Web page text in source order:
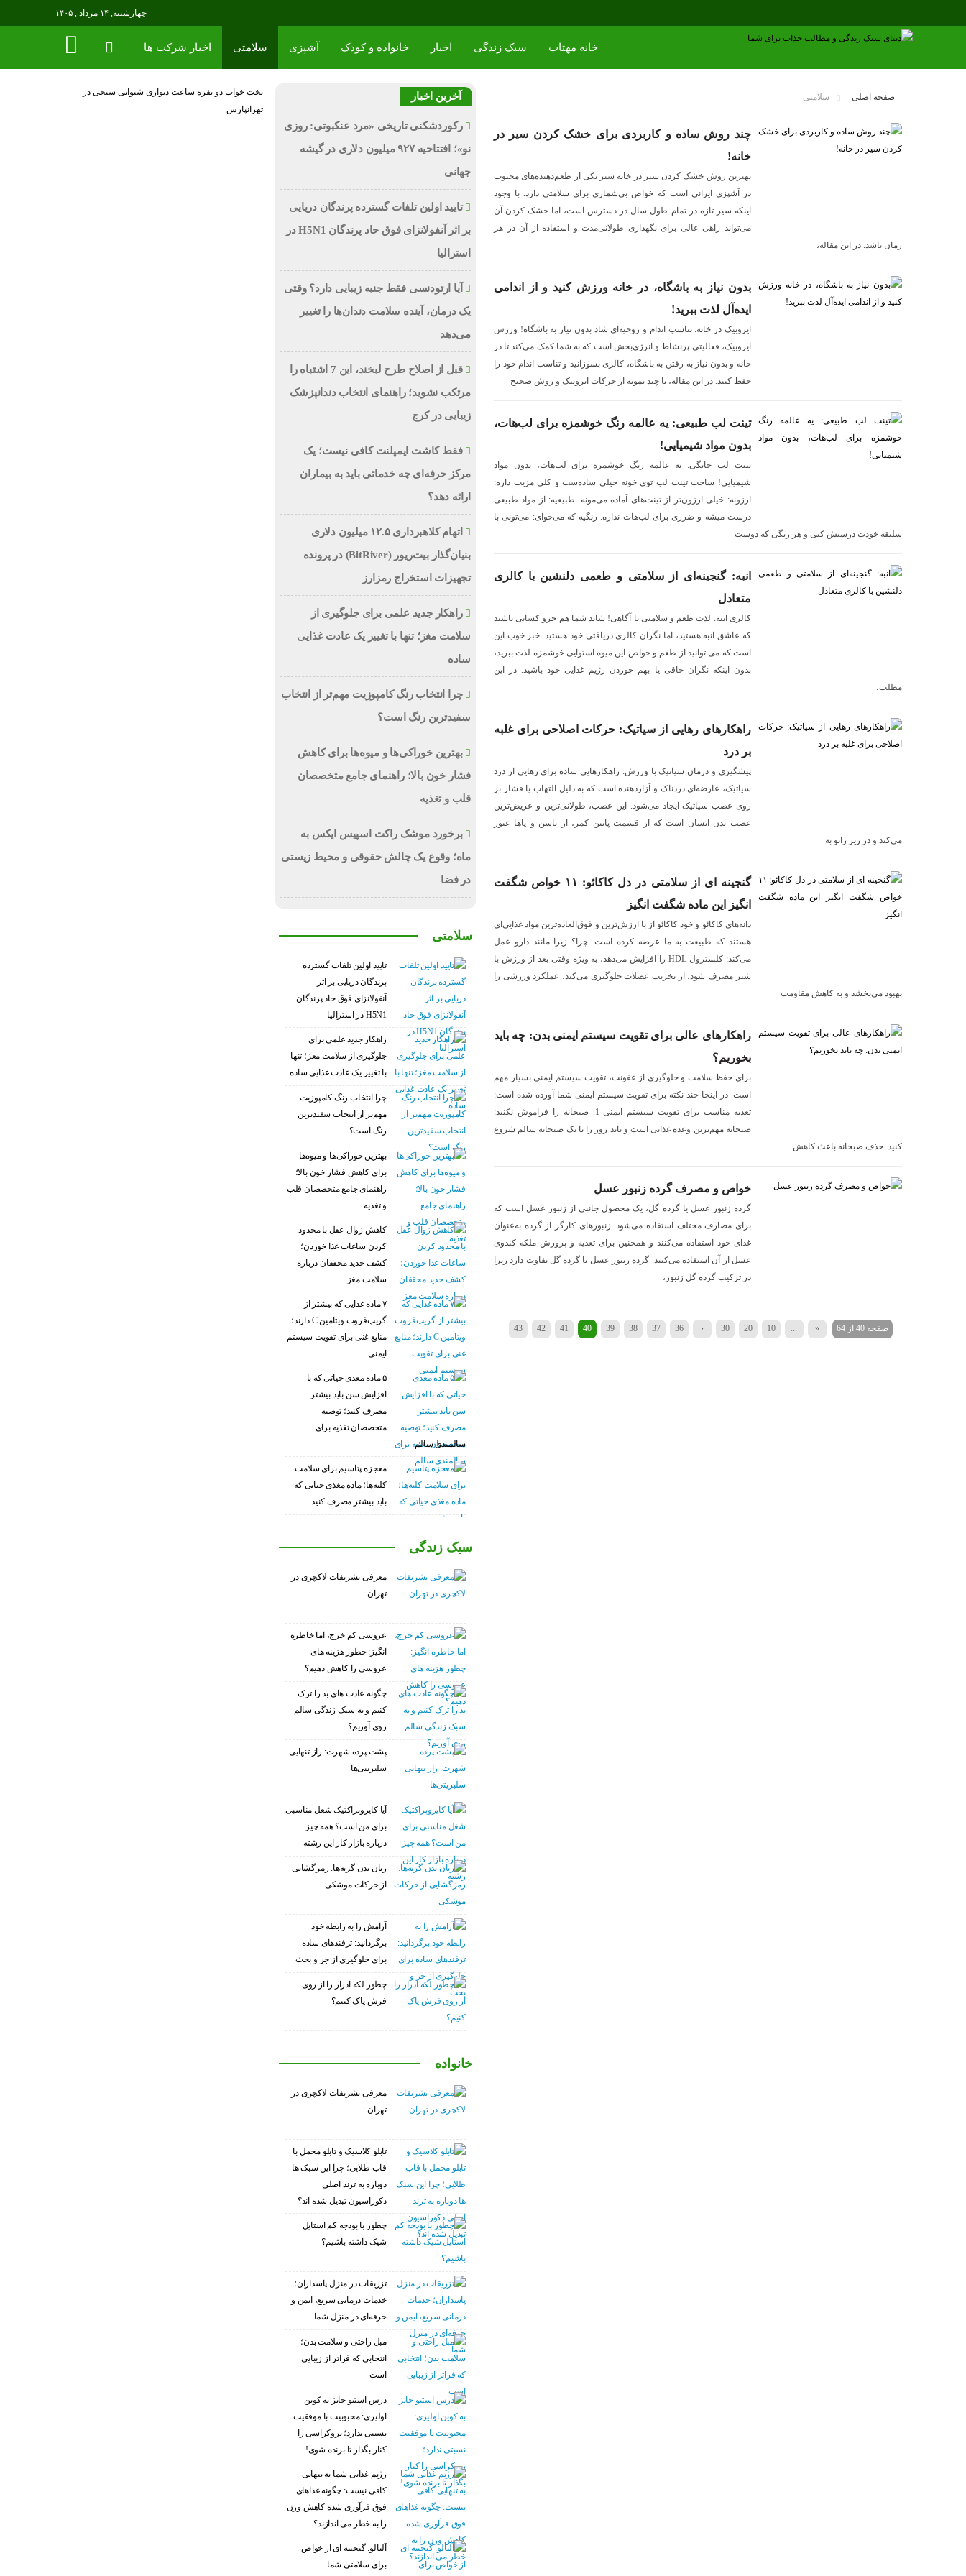
چهارشنبه, ۱۴ مرداد , ۱۴۰۵
خانه مهتاب سبک زندگی اخبار خانواده و کودک آشپزی سلامتی اخبار شرکت ها
صفحه اصلی سلامتی
چند روش ساده و کاربردی برای خشک کردن سیر در
خانه!
بهترین روش خشک کردن سیر در خانه سیر یکی از طعم‌دهنده‌های محبوب
در آشپزی ایرانی است که خواص بی‌شماری برای سلامتی دارد. با وجود
اینکه سیر تازه در تمام طول سال در دسترس است، اما خشک کردن آن
می‌تواند راهی عالی برای نگهداری طولانی‌مدت و استفاده از آن در هر
زمان باشد. در این مقاله،
بدون نیاز به باشگاه، در خانه ورزش کنید و از اندامی
ایده‌آل لذت ببرید!
ایروبیک در خانه: تناسب اندام و روحیه‌ای شاد بدون نیاز به باشگاه! ورزش
ایروبیک، فعالیتی پرنشاط و انرژی‌بخش است که به شما کمک می‌کند تا در
خانه و بدون نیاز به رفتن به باشگاه، کالری بسوزانید و تناسب اندام خود را
حفظ کنید. در این مقاله، با چند نمونه از حرکات ایروبیک و روش صحیح
تینت لب طبیعی: یه عالمه رنگ خوشمزه برای لب‌هات،
بدون مواد شیمیایی!
تینت لب خانگی: یه عالمه رنگ خوشمزه برای لب‌هات، بدون مواد
شیمیایی! ساخت تینت لب توی خونه خیلی ساده‌ست و کلی مزیت داره:
ارزونه: خیلی ارزون‌تر از تینت‌های آماده می‌مونه. طبیعیه: از مواد طبیعی
درست میشه و ضرری برای لب‌هات نداره. رنگیه که می‌خوای: می‌تونی با
سلیقه خودت درستش کنی و هر رنگی که دوست
انبه: گنجینه‌ای از سلامتی و طعمی دلنشین با کالری
متعادل
کالری انبه: لذت طعم و سلامتی با آگاهی! شاید شما هم جزو کسانی باشید
که عاشق انبه هستید، اما نگران کالری دریافتی خود هستید. خبر خوب این
است که می توانید از طعم و خواص این میوه استوایی خوشمزه لذت ببرید،
بدون اینکه نگران چاقی یا بهم خوردن رژیم غذایی خود باشید. در این
مطلب،
راهکارهای رهایی از سیاتیک: حرکات اصلاحی برای غلبه
بر درد
پیشگیری و درمان سیاتیک با ورزش: راهکارهایی ساده برای رهایی از درد
سیاتیک، عارضه‌ای دردناک و آزاردهنده است که به دلیل التهاب یا فشار بر
روی عصب سیاتیک ایجاد می‌شود. این عصب، طولانی‌ترین و عریض‌ترین
عصب بدن انسان است که از قسمت پایین کمر، از باسن و پاها عبور
می‌کند و در زیر زانو به
گنجینه ای از سلامتی در دل کاکائو: ۱۱ خواص شگفت
انگیز این ماده شگفت انگیز
دانه‌های کاکائو و خود کاکائو از با ارزش‌ترین و فوق‌العاده‌ترین مواد غذایی‌ای
هستند که طبیعت به ما عرضه کرده است. چرا؟ زیرا مانند دارو عمل
می‌کند: کلسترول HDL را افزایش می‌دهد، به ویژه وقتی بعد از ورزش با
شیر مصرف شود، از تخریب عضلات جلوگیری می‌کند، عملکرد ورزشی را
بهبود می‌بخشد و به کاهش مقاومت
راهکارهای عالی برای تقویت سیستم ایمنی بدن: چه باید
بخوریم؟
برای حفظ سلامت و جلوگیری از عفونت، تقویت سیستم ایمنی بسیار مهم
است. در اینجا چند نکته برای تقویت سیستم ایمنی شما آورده شده است:
تغذیه مناسب برای تقویت سیستم ایمنی 1. صبحانه را فراموش نکنید:
صبحانه مهم‌ترین وعده غذایی است و باید روز را با یک صبحانه سالم شروع
کنید. حذف صبحانه باعث کاهش
خواص و مصرف گرده زنبور عسل
گرده زنبور عسل یا گرده گل، یک محصول جانبی از زنبور عسل است که
برای مصارف مختلف استفاده می‌شود. زنبورهای کارگر از گرده به‌عنوان
غذای خود استفاده می‌کنند و همچنین برای تغذیه و پرورش ملکه کندوی
عسل از آن استفاده می‌کنند. گرده زنبور عسل با گرده گل تفاوت دارد زیرا
در ترکیب گرده گل زنبور،
صفحه 40 از 64 «
...
10
20
30
‹
36
37
38
39
40
41
42
43
آخرین اخبار
رکوردشکنی تاریخی «مرد عنکبوتی: روزی
نو»؛ افتتاحیه ۹۲۷ میلیون دلاری در گیشه
جهانی
تایید اولین تلفات گسترده پرندگان دریایی
بر اثر آنفولانزای فوق حاد پرندگان H5N1 در
استرالیا
آیا ارتودنسی فقط جنبه زیبایی دارد؟ وقتی
یک درمان، آینده سلامت دندان‌ها را تغییر
می‌دهد
قبل از اصلاح طرح لبخند، این 7 اشتباه را
مرتکب نشوید؛ راهنمای انتخاب دندانپزشک
زیبایی در کرج
فقط کاشت ایمپلنت کافی نیست؛ یک
مرکز حرفه‌ای چه خدماتی باید به بیماران
ارائه دهد؟
اتهام کلاهبرداری ۱۲.۵ میلیون دلاری
بنیان‌گذار بیت‌ریور (BitRiver) در پرونده
تجهیزات استخراج رمزارز
راهکار جدید علمی برای جلوگیری از
سلامت مغز؛ تنها با تغییر یک عادت غذایی
ساده
چرا انتخاب رنگ کامپوزیت مهم‌تر از انتخاب
سفیدترین رنگ است؟
بهترین خوراکی‌ها و میوه‌ها برای کاهش
فشار خون بالا؛ راهنمای جامع متخصصان
قلب و تغذیه
برخورد موشک راکت اسپیس ایکس به
ماه؛ وقوع یک چالش حقوقی و محیط زیستی
در فضا
سلامتی
تایید اولین تلفات گسترده
پرندگان دریایی بر اثر
آنفولانزای فوق حاد پرندگان
H5N1 در استرالیا
راهکار جدید علمی برای
جلوگیری از سلامت مغز؛ تنها
با تغییر یک عادت غذایی ساده
چرا انتخاب رنگ کامپوزیت
مهم‌تر از انتخاب سفیدترین
رنگ است؟
بهترین خوراکی‌ها و میوه‌ها
برای کاهش فشار خون بالا؛
راهنمای جامع متخصصان قلب
و تغذیه
کاهش زوال عقل با محدود
کردن ساعات غذا خوردن؛
کشف جدید محققان درباره
سلامت مغز
۷ ماده غذایی که بیشتر از
گریپ‌فروت ویتامین C دارند؛
منابع غنی برای تقویت سیستم
ایمنی
۵ ماده مغذی حیاتی که با
افزایش سن باید بیشتر
مصرف کنید؛ توصیه
متخصصان تغذیه برای
سالمندی سالم
معجزه پتاسیم برای سلامت
کلیه‌ها؛ ماده مغذی حیاتی که
باید بیشتر مصرف کنید
سبک زندگی
معرفی تشریفات لاکچری در
تهران
عروسی کم خرج، اما خاطره
انگیز: چطور هزینه های
عروسی را کاهش دهیم؟
چگونه عادت‌ های بد را ترک
کنیم و به سبک زندگی سالم
روی آوریم؟
پشت پرده شهرت: راز تنهایی
سلبریتی‌ها
آیا کایروپراکتیک شغل مناسبی
برای من است؟ همه چیز
درباره بازار کار این رشته
زبان بدن گربه‌ها: رمزگشایی
از حرکات موشکی
آرامش را به رابطه خود
برگردانید: ترفندهای ساده
برای جلوگیری از جر و بحث
چطور لکه ادرار را از روی
فرش پاک کنیم؟
خانواده
معرفی تشریفات لاکچری در
تهران
تابلو کلاسیک و تابلو مخمل با
قاب طلایی؛ چرا این سبک ها
دوباره به ترند اصلی
دکوراسیون تبدیل شده اند؟
چطور با بودجه کم استایل
شیک داشته باشیم؟
تزریقات در منزل پاسداران؛
خدمات درمانی سریع، ایمن و
حرفه‌ای در منزل شما
مبل راحتی و سلامت بدن؛
انتخابی که فراتر از زیبایی
است
درس استیو جابز به کوین
اولیری: محبوبیت با موفقیت
نسبتی ندارد؛ بروکراسی را
کنار بگذار تا برنده شوی!
رژیم غذایی شما به تنهایی
کافی نیست: چگونه غذاهای
فوق فرآوری شده کاهش وزن
را به خطر می اندازند؟
آلبالو: گنجینه ای از خواص
برای سلامتی شما
تخت خواب دو نفرهساعت دیواریشنوایی سنجی در
تهرانپارس